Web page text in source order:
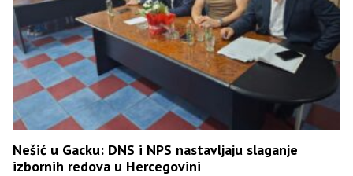
Nešić u Gacku: DNS i NPS nastavljaju slaganje
izbornih redova u Hercegovini